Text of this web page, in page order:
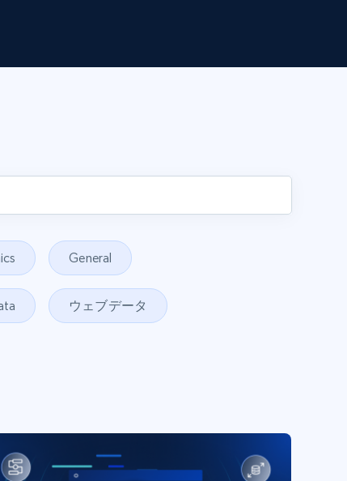
General
ウェブデータ